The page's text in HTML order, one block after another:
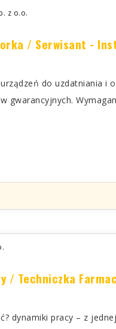
z o.o.
do uzdatniania i
gwarancyjnych.
/ Techniczka
dynamiki pracy – z